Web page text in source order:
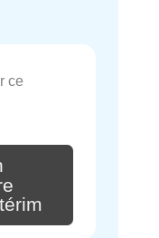
ce